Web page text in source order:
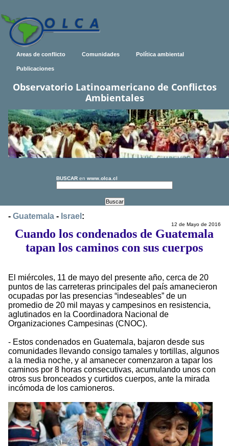
Areas de conflicto Comunidades Política ambiental
Publicaciones
Observatorio Latinoamericano de Conflictos
Ambientales
BUSCAR en www.olca.cl
- Guatemala - Israel :
12 de Mayo de 2016
Cuando los condenados de Guatemala
tapan los caminos con sus cuerpos
El miércoles, 11 de mayo del presente año, cerca de 20
puntos de las carreteras principales del país amanecieron
ocupadas por las presencias “indeseables” de un
promedio de 20 mil mayas y campesinos en resistencia,
aglutinados en la Coordinadora Nacional de
Organizaciones Campesinas (CNOC).
- Estos condenados en Guatemala, bajaron desde sus
comunidades llevando consigo tamales y tortillas, algunos
a la media noche, y al amanecer comenzaron a tapar los
caminos por 8 horas consecutivas, acumulando unos con
otros sus bronceados y curtidos cuerpos, ante la mirada
incómoda de los camioneros.